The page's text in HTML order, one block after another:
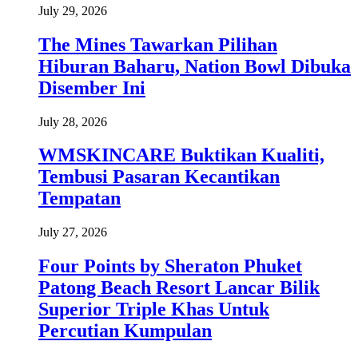
July 29, 2026
The Mines Tawarkan Pilihan
Hiburan Baharu, Nation Bowl Dibuka
Disember Ini
July 28, 2026
WMSKINCARE Buktikan Kualiti,
Tembusi Pasaran Kecantikan
Tempatan
July 27, 2026
Four Points by Sheraton Phuket
Patong Beach Resort Lancar Bilik
Superior Triple Khas Untuk
Percutian Kumpulan